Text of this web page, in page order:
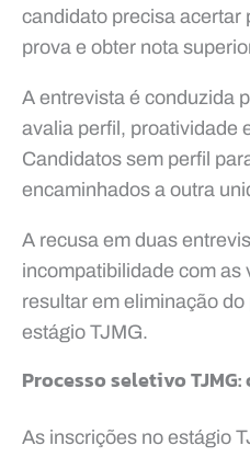
candidato precisa acertar
prova e obter nota
A entrevista é conduzida
avalia perfil, proatividade
Candidatos sem perfil
encaminhados a outra
A recusa em duas
incompatibilidade com as
resultar em eliminação
estágio TJMG.
Processo seletivo
As inscrições no estágio